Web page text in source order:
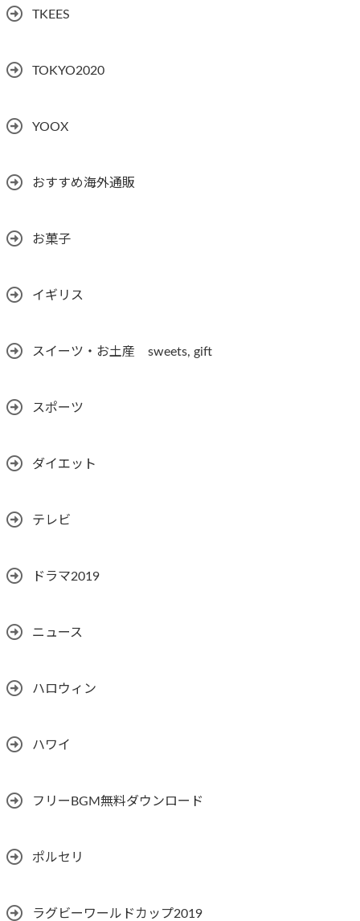
TKEES
TOKYO2020
YOOX
おすすめ海外通販
お菓子
イギリス
スイーツ・お土産 sweets, gift
スポーツ
ダイエット
テレビ
ドラマ2019
ニュース
ハロウィン
ハワイ
フリーBGM無料ダウンロード
ポルセリ
ラグビーワールドカップ2019